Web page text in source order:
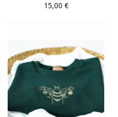
15,00 €